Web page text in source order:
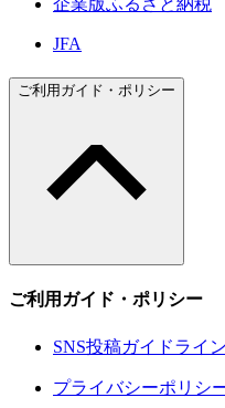
JFA
ご利用ガイド・ポリシー
ご利用ガイド・ポリシー
SNS投稿ガイドライン
プライバシーポリシ